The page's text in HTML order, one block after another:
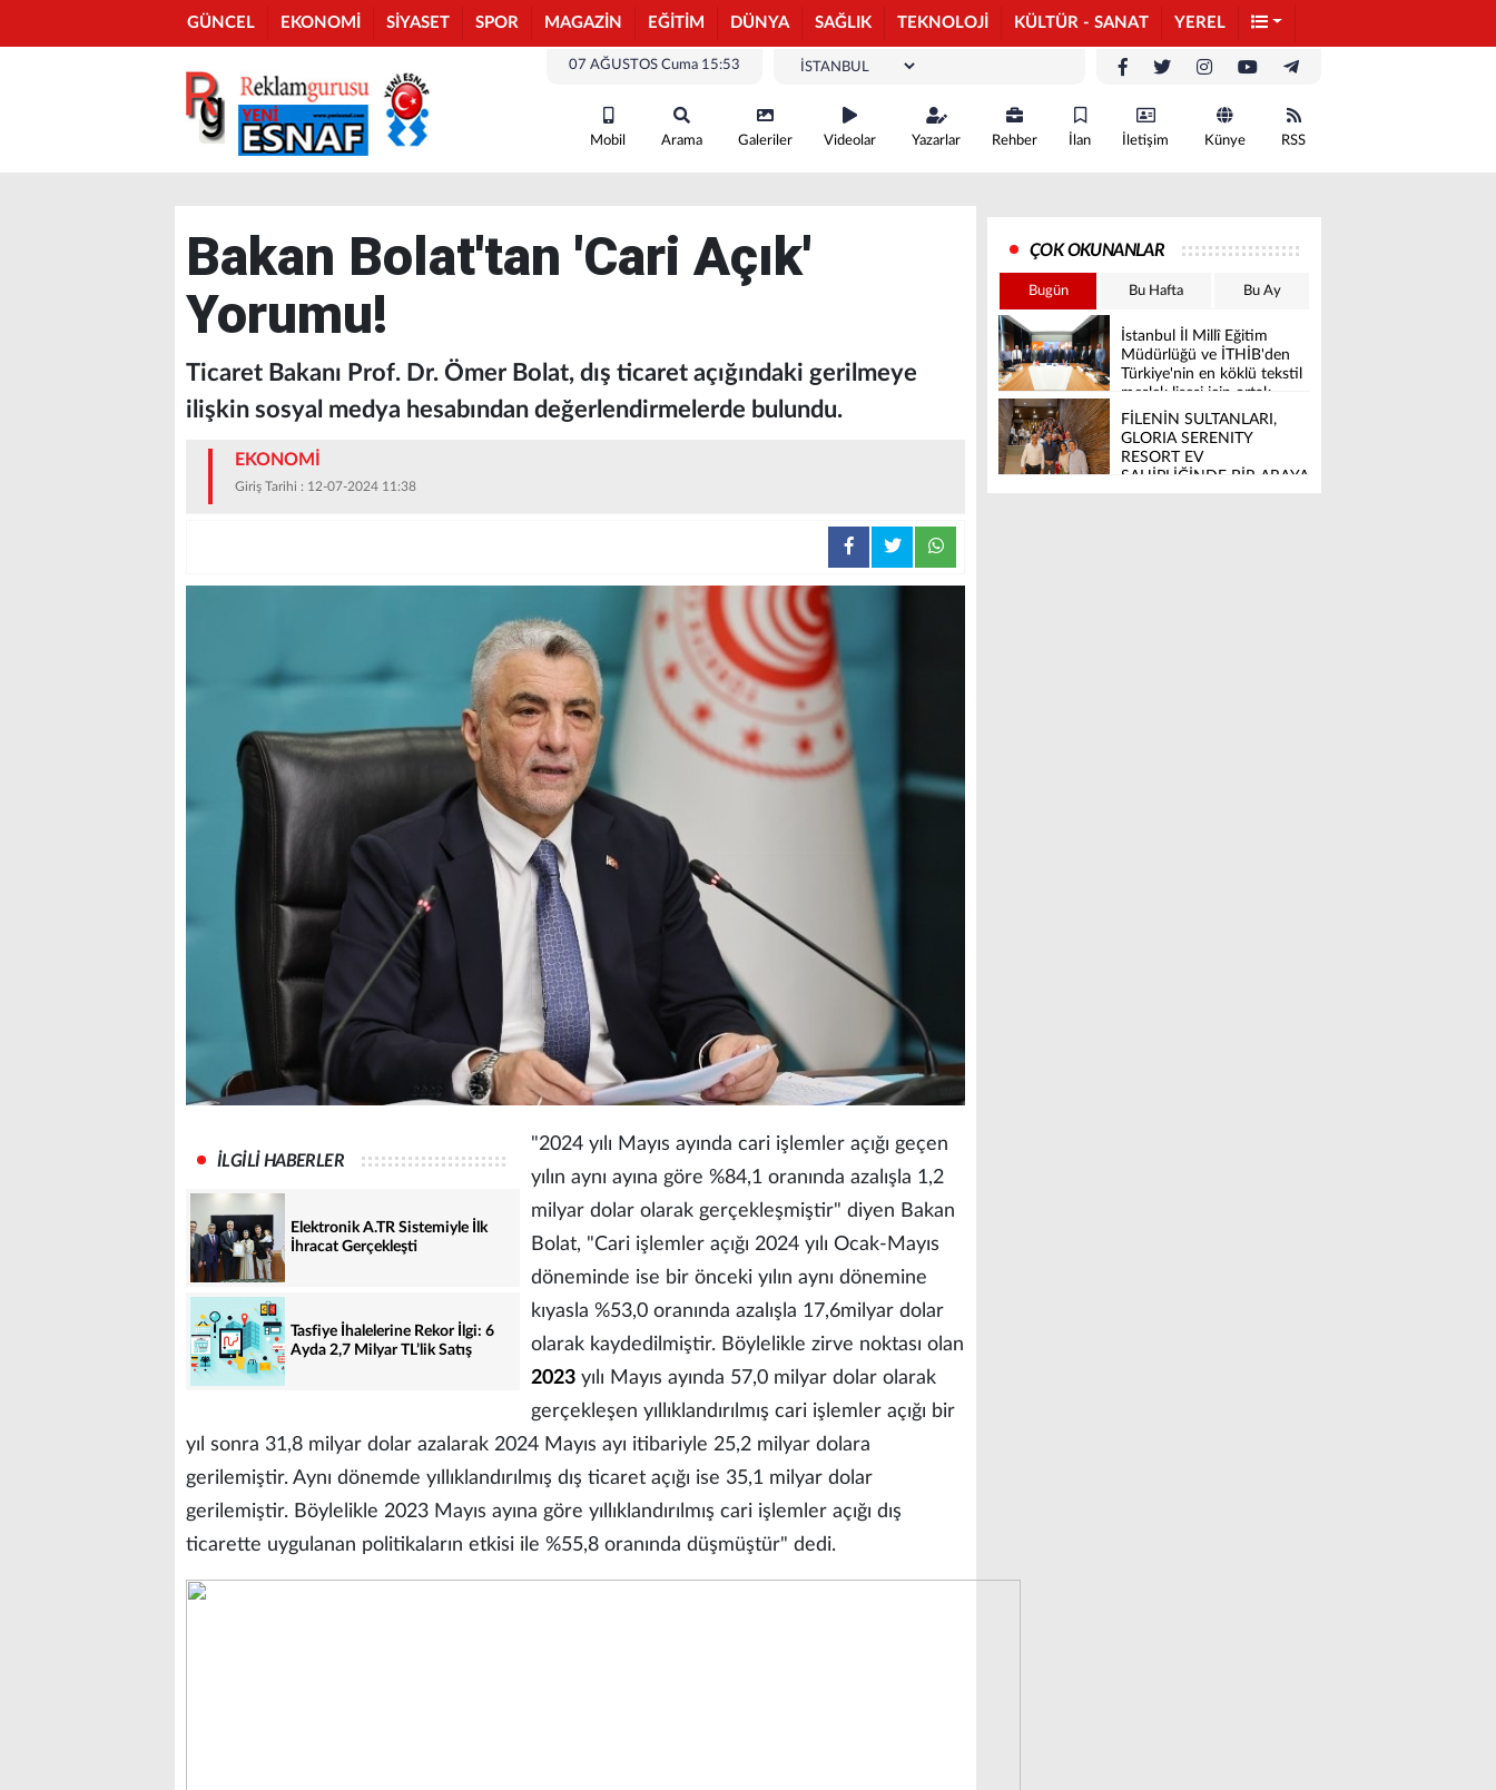
GÜNCEL EKONOMİ SİYASET SPOR MAGAZİN EĞİTİM DÜNYA SAĞLIK TEKNOLOJİ KÜLTÜR - SANAT YEREL
07 AĞUSTOS Cuma 15:53
Mobil Arama Galeriler Videolar Yazarlar Rehber İlan İletişim Künye RSS
Bakan Bolat'tan 'Cari Açık'
Yorumu!
Ticaret Bakanı Prof. Dr. Ömer Bolat, dış ticaret açığındaki gerilmeye
ilişkin sosyal medya hesabından değerlendirmelerde bulundu.
EKONOMİ
Giriş Tarihi : 12-07-2024 11:38
İLGİLİ HABERLER
Elektronik A.TR Sistemiyle İlk
İhracat Gerçekleşti
Tasfiye İhalelerine Rekor İlgi: 6
Ayda 2,7 Milyar TL’lik Satış
"2024 yılı Mayıs ayında cari işlemler açığı geçen
yılın aynı ayına göre %84,1 oranında azalışla 1,2
milyar dolar olarak gerçekleşmiştir" diyen Bakan
Bolat, "Cari işlemler açığı 2024 yılı Ocak-Mayıs
döneminde ise bir önceki yılın aynı dönemine
kıyasla %53,0 oranında azalışla 17,6milyar dolar
olarak kaydedilmiştir. Böylelikle zirve noktası olan
2023 yılı Mayıs ayında 57,0 milyar dolar olarak
gerçekleşen yıllıklandırılmış cari işlemler açığı bir
yıl sonra 31,8 milyar dolar azalarak 2024 Mayıs ayı itibariyle 25,2 milyar dolara
gerilemiştir. Aynı dönemde yıllıklandırılmış dış ticaret açığı ise 35,1 milyar dolar
gerilemiştir. Böylelikle 2023 Mayıs ayına göre yıllıklandırılmış cari işlemler açığı dış
ticarette uygulanan politikaların etkisi ile %55,8 oranında düşmüştür" dedi.
ÇOK OKUNANLAR
Bugün Bu Hafta Bu Ay
İstanbul İl Millî Eğitim
Müdürlüğü ve İTHİB'den
Türkiye'nin en köklü tekstil
meslek lisesi için ortak
vizyon
FİLENİN SULTANLARI,
GLORIA SERENITY
RESORT EV
SAHİPLİĞİNDE BİR ARAYA